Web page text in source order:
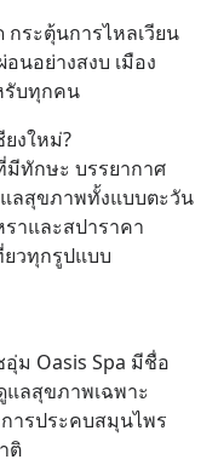
ระตุ้นการไหลเวียน
นอย่างสงบ เมือง
รับทุกคน
งใหม่?
มีทักษะ บรรยากาศ
ลสุขภาพทั้งแบบตะวัน
าและสปาราคา
ยวทุกรูปแบบ
ม Oasis Spa มีชื่อ
แลสุขภาพเฉพาะ
ารประคบสมุนไพร
ติ